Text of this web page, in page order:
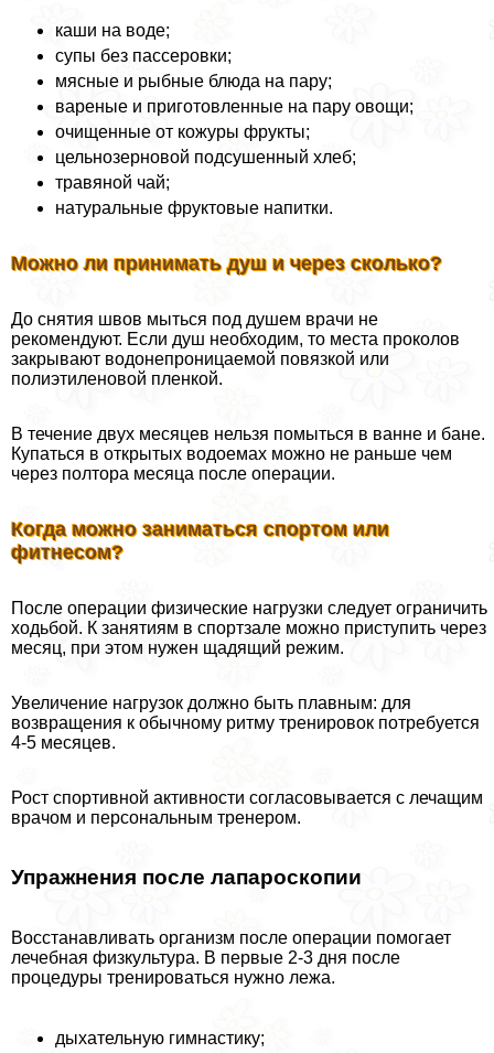
каши на воде;
супы без пассеровки;
мясные и рыбные блюда на пару;
вареные и приготовленные на пару овощи;
очищенные от кожуры фрукты;
цельнозерновой подсушенный хлеб;
травяной чай;
натуральные фруктовые напитки.
Можно ли принимать душ и через сколько?
До снятия швов мыться под душем врачи не
рекомендуют. Если душ необходим, то места проколов
закрывают водонепроницаемой повязкой или
полиэтиленовой пленкой.
В течение двух месяцев нельзя помыться в ванне и бане.
Купаться в открытых водоемах можно не раньше чем
через полтора месяца после операции.
Когда можно заниматься спортом или
фитнесом?
После операции физические нагрузки следует ограничить
ходьбой. К занятиям в спортзале можно приступить через
месяц, при этом нужен щадящий режим.
Увеличение нагрузок должно быть плавным: для
возвращения к обычному ритму тренировок потребуется
4-5 месяцев.
Рост спортивной активности согласовывается с лечащим
врачом и персональным тренером.
Упражнения после лапароскопии
Восстанавливать организм после операции помогает
лечебная физкультура. В первые 2-3 дня после
процедуры тренироваться нужно лежа.
дыхательную гимнастику;